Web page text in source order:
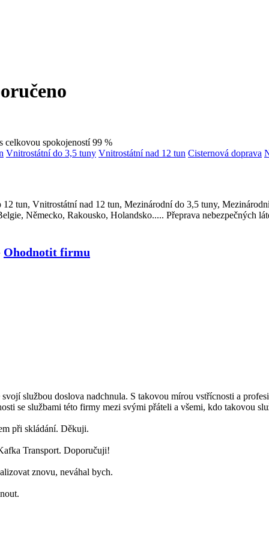
s celkovou spokojeností 99 %
Vnitrostátní do 3,5 tuny Vnitrostátní nad 12 tun Cisternová doprava
tun, Vnitrostátní nad 12 tun, Mezinárodní do 3,5 tuny,
Německo, Rakousko, Holandsko..... Přeprava nebezpečných
Ohodnotit firmu
službou doslova nadchnula. S takovou mírou vstřícnosti a
se službami této firmy mezi svými přáteli a všemi, kdo takovou
při skládání. Děkuji.
Transport. Doporučuji!
znovu, neváhal bych.